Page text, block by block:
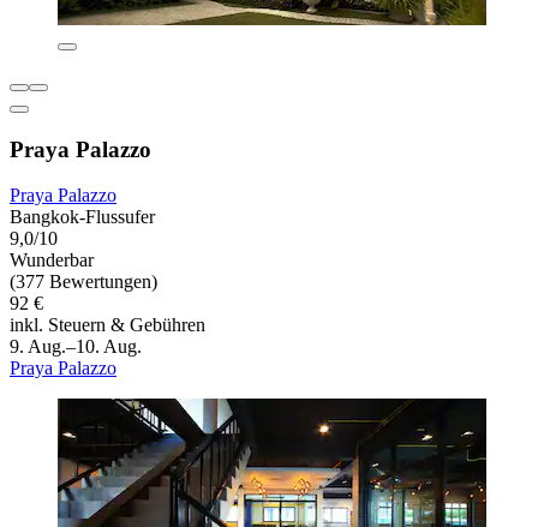
Praya Palazzo
Praya Palazzo
Bangkok-Flussufer
9,0/10
Wunderbar
(377 Bewertungen)
92 €
inkl. Steuern & Gebühren
9. Aug.–10. Aug.
Praya Palazzo